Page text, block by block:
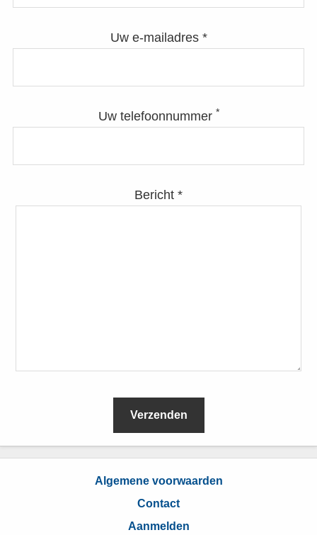
Uw e-mailadres *
Uw telefoonnummer *
Bericht *
L
Algemene voorwaarden
Contact
Aanmelden